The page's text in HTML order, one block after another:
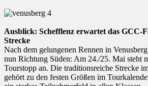
Ausblick: Schefflenz erwartet das GCC-
Strecke
Nach dem gelungenen Rennen in
nun Richtung Süden: Am 24./25. Mai steht
Tourstopp an. Die traditionsreiche Strecke
gehört zu den festen Größen im